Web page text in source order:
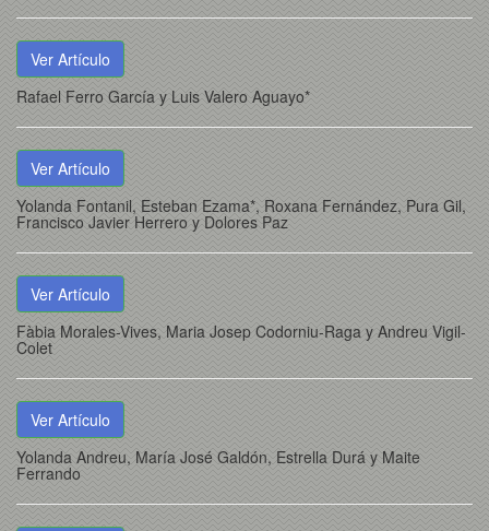
Ver Artículo
Rafael Ferro García y Luis Valero Aguayo*
Ver Artículo
Yolanda Fontanil, Esteban Ezama*, Roxana Fernández, Pura Gil,
Francisco Javier Herrero y Dolores Paz
Ver Artículo
Fàbia Morales-Vives, Maria Josep Codorniu-Raga y Andreu Vigil-
Colet
Ver Artículo
Yolanda Andreu, María José Galdón, Estrella Durá y Maite
Ferrando